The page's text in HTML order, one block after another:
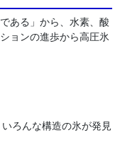
ある」から、水素、酸
ョンの進歩から高圧氷
ろんな構造の氷が発見